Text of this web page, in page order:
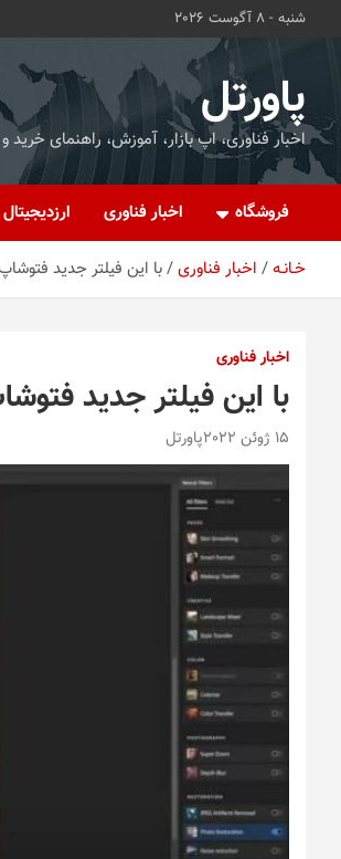
شنبه - 8 آگوست 2026
پاورتل
اخبار فناوری، اپ بازار، آموزش، راهنمای خرید
فروشگاه اخبار فناوری ارزدیجیتال
خـانـه اخبار فناوری با این فیلتر جدید
اخبار فناوری
با این فیلتر جدید
15 ژوئن 2022 پاورتل